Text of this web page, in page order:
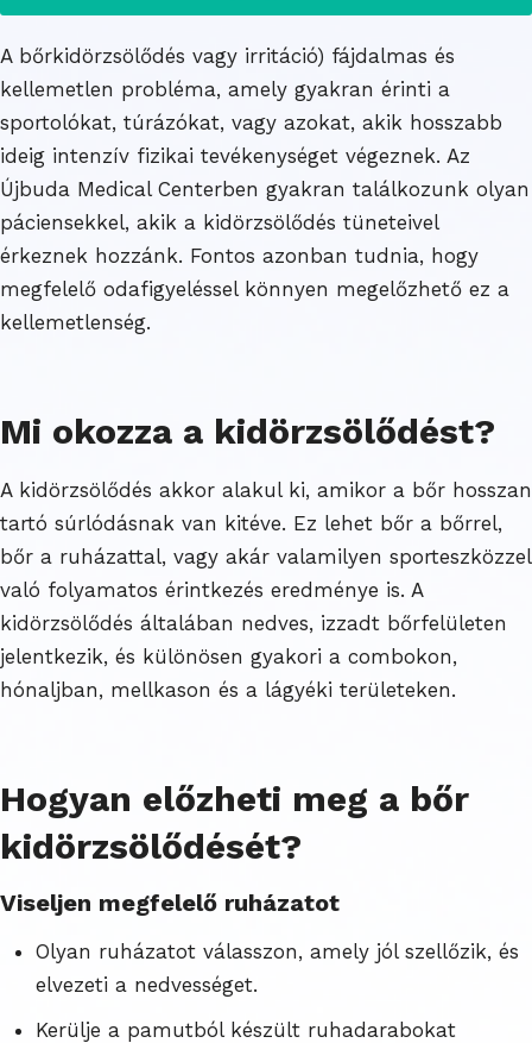
A bőrkidörzsölődés vagy irritáció) fájdalmas és
kellemetlen probléma, amely gyakran érinti a
sportolókat, túrázókat, vagy azokat, akik hosszabb
ideig intenzív fizikai tevékenységet végeznek. Az
Újbuda Medical Centerben gyakran találkozunk olyan
páciensekkel, akik a kidörzsölődés tüneteivel
érkeznek hozzánk. Fontos azonban tudnia, hogy
megfelelő odafigyeléssel könnyen megelőzhető ez a
kellemetlenség.
Mi okozza a kidörzsölődést?
A kidörzsölődés akkor alakul ki, amikor a bőr hosszan
tartó súrlódásnak van kitéve. Ez lehet bőr a bőrrel,
bőr a ruházattal, vagy akár valamilyen sporteszközzel
való folyamatos érintkezés eredménye is. A
kidörzsölődés általában nedves, izzadt bőrfelületen
jelentkezik, és különösen gyakori a combokon,
hónaljban, mellkason és a lágyéki területeken.
Hogyan előzheti meg a bőr
kidörzsölődését?
Viseljen megfelelő ruházatot
Olyan ruházatot válasszon, amely jól szellőzik, és
elvezeti a nedvességet.
Kerülje a pamutból készült ruhadarabokat